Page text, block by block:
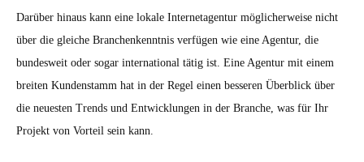
Darüber hinaus kann eine lokale Internetagentur möglicherweise nicht
über die gleiche Branchenkenntnis verfügen wie eine Agentur, die
bundesweit oder sogar international tätig ist. Eine Agentur mit einem
breiten Kundenstamm hat in der Regel einen besseren Überblick über
die neuesten Trends und Entwicklungen in der Branche, was für Ihr
Projekt von Vorteil sein kann.